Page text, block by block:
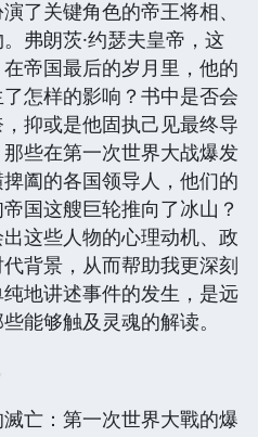
了关键角色的帝王将相、
弗朗茨·约瑟夫皇帝，这
帝国最后的岁月里，他的
怎样的影响？书中是否会
抑或是他固执己见最终导
些在第一次世界大战爆发
阖的各国领导人，他们的
国这艘巨轮推向了冰山？
这些人物的心理动机、政
背景，从而帮助我更深刻
地讲述事件的发生，是远
能够触及灵魂的解读。
亡：第一次世界大戰的爆